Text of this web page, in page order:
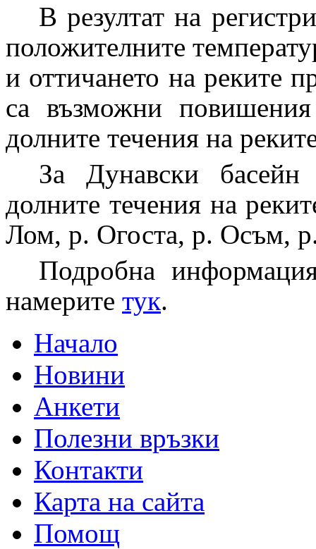
В резултат на
положителните
и оттичането на реките
са възможни
долните течения на
За Дунавски
долните течения на
Лом, р. Огоста, р. Осъм,
Подробна
намерите тук.
Начало
Новини
Анкети
Полезни връзки
Контакти
Карта на сайта
Помощ